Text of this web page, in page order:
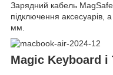
Зарядний кабель
підключення аксесуарів,
мм.
Magic Keyboard і